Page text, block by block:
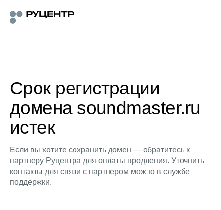
Срок регистрации
домена soundmaster.ru
истек
Если вы хотите сохранить домен — обратитесь к
партнеру Руцентра для оплаты продления. Уточнить
контакты для связи с партнером можно в службе
поддержки.